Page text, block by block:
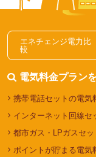
エネチェンジ電力比
較
電気料金プラン
携帯電話セットの電気
インターネット回線セ
都市ガス・LPガスセ
ポイントが貯まる電気